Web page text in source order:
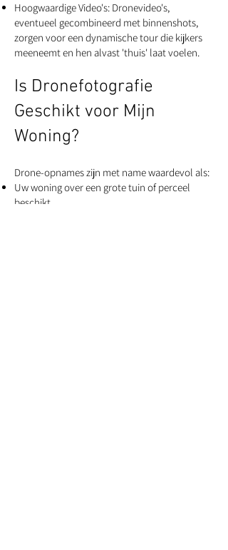
Hoogwaardige Video's: Dronevideo's,
eventueel gecombineerd met binnenshots,
zorgen voor een dynamische tour die kijkers
meeneemt en hen alvast 'thuis' laat voelen.
Is Dronefotografie
Geschikt voor Mijn
Woning?
Drone-opnames zijn met name waardevol als:
Uw woning over een grote tuin of perceel
beschikt.